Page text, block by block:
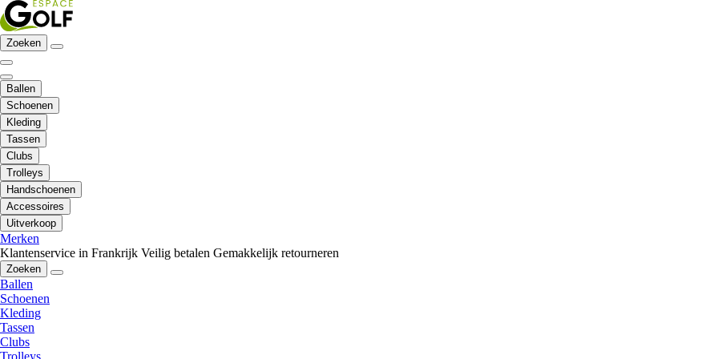
Zoeken
Ballen
Schoenen
Kleding
Tassen
Clubs
Trolleys
Handschoenen
Accessoires
Uitverkoop
Merken
Klantenservice in Frankrijk Veilig betalen Gemakkelijk retourneren
Zoeken
Ballen
Schoenen
Kleding
Tassen
Clubs
Trolleys